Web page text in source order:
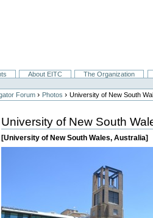
About EITC
The Organization
Forum › Photos ›University of New South
University of New South
[University of New South Wales, Australia]